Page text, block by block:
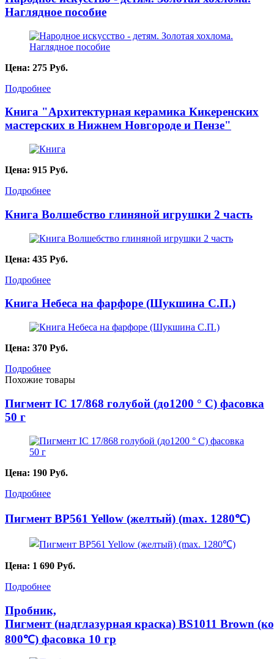
Наглядное пособие
Цена: 275 Руб.
Подробнее
Книга "Архитектурная керамика Кикеренских
мастерских в Нижнем Новгороде и Пензе"
Цена: 915 Руб.
Подробнее
Книга Волшебство глиняной игрушки 2 часть
Цена: 435 Руб.
Подробнее
Книга Небеса на фарфоре (Шукшина С.П.)
Цена: 370 Руб.
Подробнее
Похожие товары
Пигмент IC 17/868 голубой (до1200 ° С) фасовка
50 г
Цена: 190 Руб.
Подробнее
Пигмент BP561 Yellow (желтый) (max. 1280℃)
Цена: 1 690 Руб.
Подробнее
Пробник,
Пигмент (надглазурная краска) BS1011 Brown
800℃) фасовка 10 гр